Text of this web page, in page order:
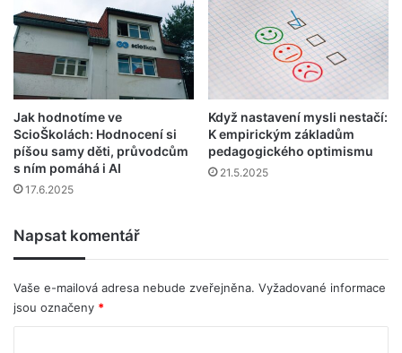
Jak hodnotíme ve
ScioŠkolách: Hodnocení si
píšou samy děti, průvodcům
s ním pomáhá i AI
17.6.2025
Když nastavení mysli nestačí:
K empirickým základům
pedagogického optimismu
21.5.2025
Napsat komentář
Vaše e-mailová adresa nebude zveřejněna. Vyžadované informace
jsou označeny *